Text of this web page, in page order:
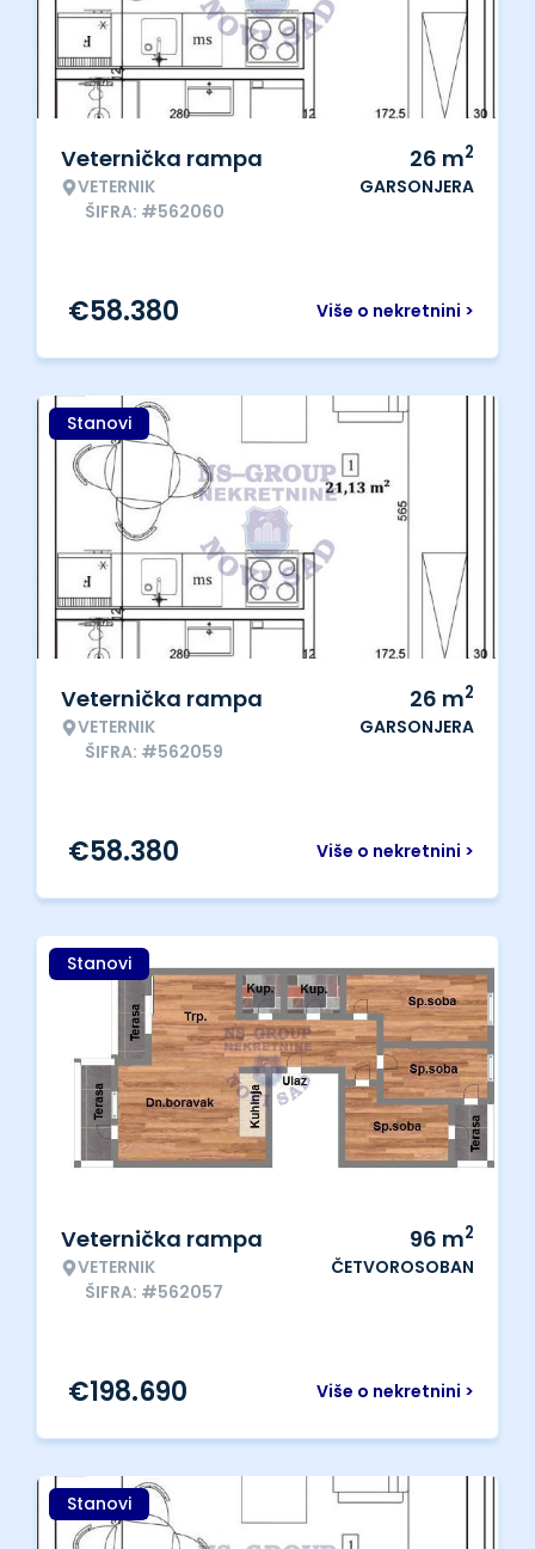
Veternička rampa
VETERNIK
ŠIFRA: #562060
26 m2
GARSONJERA
Više o nekretnini >
€58.380
Stanovi
Veternička rampa
VETERNIK
ŠIFRA: #562059
26 m2
GARSONJERA
Više o nekretnini >
€58.380
Stanovi
Veternička rampa
VETERNIK
ŠIFRA: #562057
96 m2
ČETVOROSOBAN
Više o nekretnini >
€198.690
Stanovi